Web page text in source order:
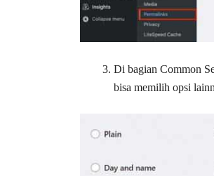
Di bagian Common
bisa memilih opsi